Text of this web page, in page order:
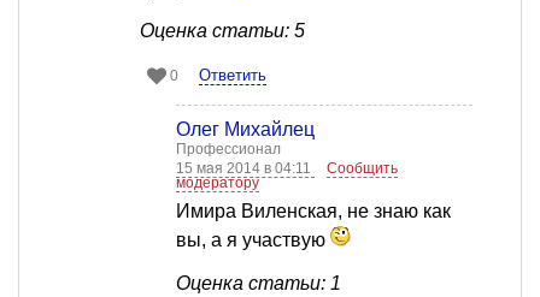
Оценка статьи: 5
0 Ответить
Олег Михайлец
Профессионал
15 мая 2014 в 04:11
Сообщить
модератору
Имира Виленская, не знаю как
вы, а я участвую
Оценка статьи: 1